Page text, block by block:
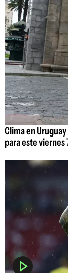
Clima en
para este viernes